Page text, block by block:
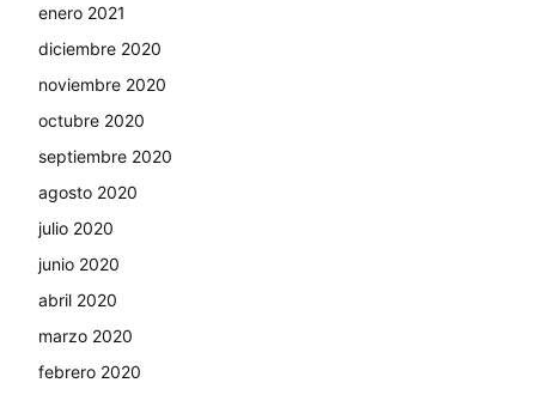
enero 2021
diciembre 2020
noviembre 2020
octubre 2020
septiembre 2020
agosto 2020
julio 2020
junio 2020
abril 2020
marzo 2020
febrero 2020